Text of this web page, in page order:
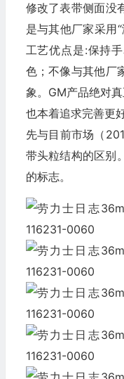
修改了表带侧面没
是与其他厂家采用
工艺优点是:保持
色；不像与其他厂
象。GM产品绝对
也本着追求完善更
先与目前市场（
带头粒结构的区别
的标志。